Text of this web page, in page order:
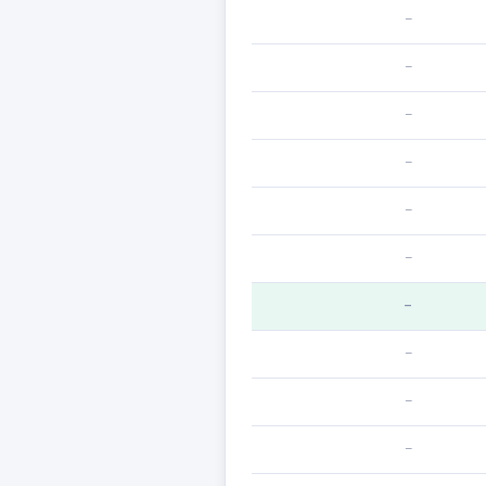
—
—
—
—
—
—
—
—
—
—